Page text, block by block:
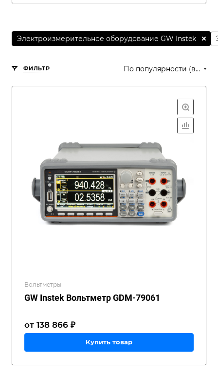
Электроизмерительное оборудование GW Instek
ФИЛЬТР По популярности (возрастание)
Вольтметры
GW Instek Вольтметр GDM-79061
от 138 866 ₽
Купить товар